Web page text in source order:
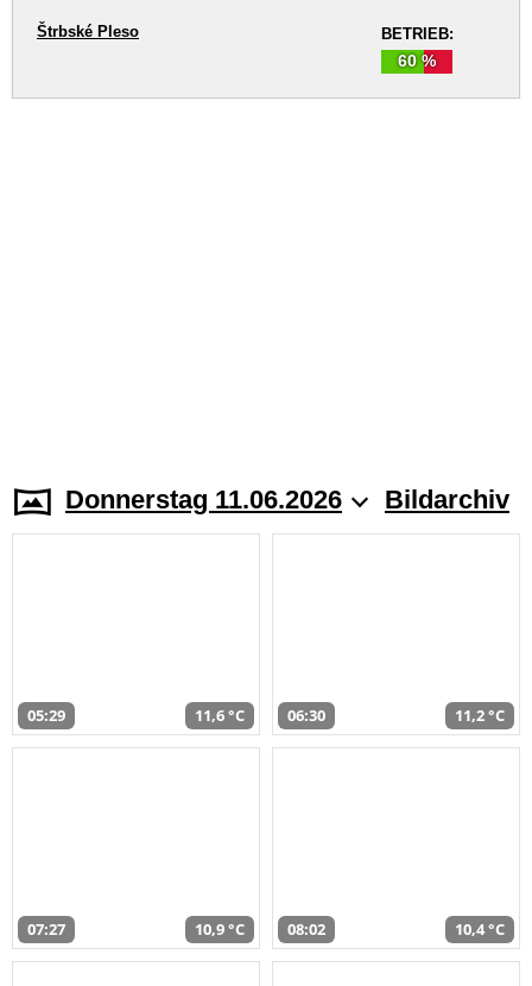
BETRIEB:
60 %
Štrbské Pleso
Donnerstag 11.06.2026 Bildarchiv
05:29 11,6 °C 06:30 11,2 °C
07:27 10,9 °C 08:02 10,4 °C